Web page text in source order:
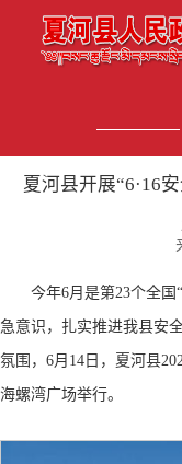
夏河县开展“6·16
今年6月是第23个全
急意识，扎实推进我县安
氛围，6月14日，夏河县
海螺湾广场举行。